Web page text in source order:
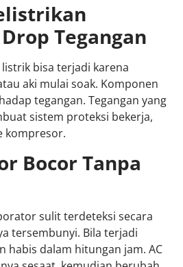
Tegangan
bisa terjadi karena
aki mulai soak. Komponen
tegangan. Tegangan yang
sistem proteksi bekerja,
kompresor.
Bocor Tanpa
sulit terdeteksi secara
tersembunyi. Bila terjadi
habis dalam hitungan jam. AC